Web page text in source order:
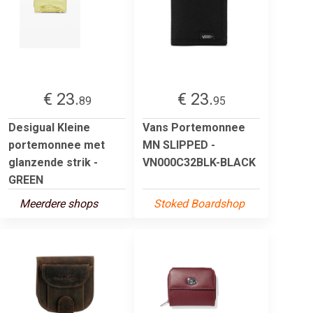
€ 23.89
Desigual Kleine
portemonnee met
glanzende strik -
GREEN
Meerdere shops
€ 23.95
Vans Portemonnee
MN SLIPPED -
VN000C32BLK-BLACK
Stoked Boardshop